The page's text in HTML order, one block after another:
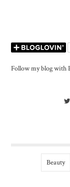
Follow my blog with
Beauty